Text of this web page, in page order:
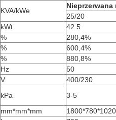
KVA/kWe
Nieprzerwana
25/20
kWt
42.5
%
280,4%
%
600,4%
%
880,8%
Hz
50
V
400/230
kPa
3-5
mm*mm*mm
1800*780*1020